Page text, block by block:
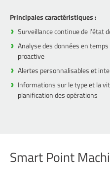
Principales caractéristiques :
Surveillance continue de l’état
Analyse des données en
proactive
Alertes personnalisables et
Informations sur le type et la
planification des opérations
Smart Point